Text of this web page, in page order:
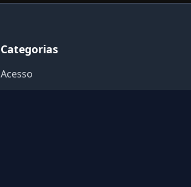
Categorias
Acesso